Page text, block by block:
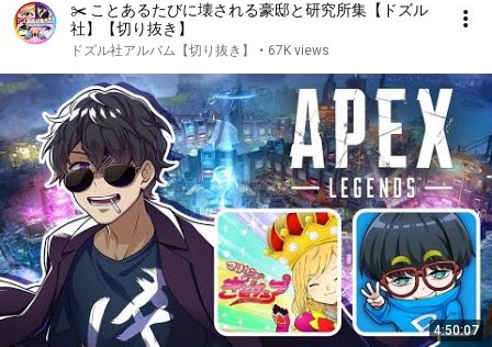
✂️ ことあるたびに壊される豪邸と研究所集【ドズル
社】【切り抜き】
ドズル社アルバム【切り抜き】 • 67K views
4:50:07